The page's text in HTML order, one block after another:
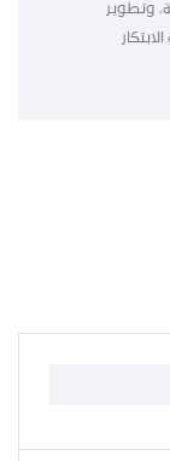
وتطوير